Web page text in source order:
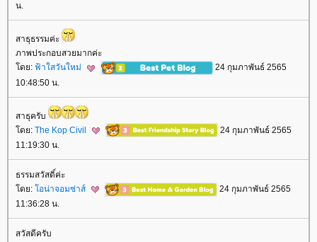
น.
สาธุธรรมค่ะ
ภาพประกอบสวยมากค่ะ
ดย: ฟ้าใสวันใหม่
24 กุมภาพันธ์ 2565
10:48:50 น.
สาธุครับ
ดย: The Kop Civil
24 กุมภาพันธ์ 2565
11:19:30 น.
ธรรมสวัสดิ์ค่ะ
ดย: อน่าจอมซ่าส์
24 กุมภาพันธ์ 2565
11:36:28 น.
สวัสดีครับ